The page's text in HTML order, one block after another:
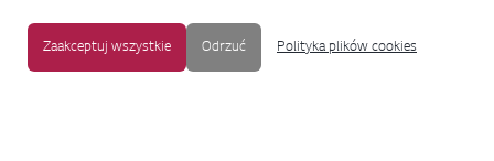
Zaakceptuj wszystkie Odrzuć Polityka plików cookies